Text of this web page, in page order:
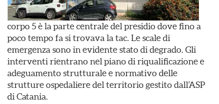
corpo 5 è la parte centrale del presidio dove fino a
poco tempo fa si trovava la tac. Le scale di
emergenza sono in evidente stato di degrado. Gli
interventi rientrano nel piano di riqualificazione e
adeguamento strutturale e normativo delle
strutture ospedaliere del territorio gestito dall’ASP
di Catania.